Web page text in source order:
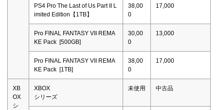
PS4 Pro The Last of Us Part II L
imited Edition【1TB】
38,00
0
17,000
Pro FINAL FANTASY VII REMA
KE Pack [500GB]
30,00
0
13,000
Pro FINAL FANTASY VII REMA
KE Pack [1TB]
38,00
0
17,000
XB
OX
シ
XBOX
シリーズ
未使用 中古品